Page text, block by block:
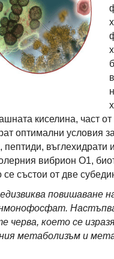
киселина, част
оптимални условия
пептиди,
вибрион О1,
се състои от две
повишаване
черва, което се
метаболизъм и